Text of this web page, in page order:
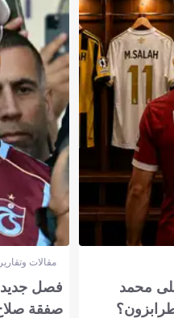
محمد
مقالات
فصل جديد
صفقة